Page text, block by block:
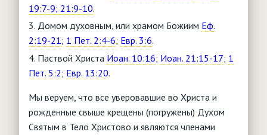
19:7-9; 21:9-10.
Домом духовным, или храмом Божиим Еф.
2:19-21; 1 Пет. 2:4-6; Евр. 3:6.
Паствой Христа Иоан. 10:16; Иоан. 21:15-17; 1
Пет. 5:2; Евр. 13:20.
Мы веруем, что все уверовавшие во Христа и
рожденные свыше крещены (погружены) Духом
Святым в Тело Христово и являются членами